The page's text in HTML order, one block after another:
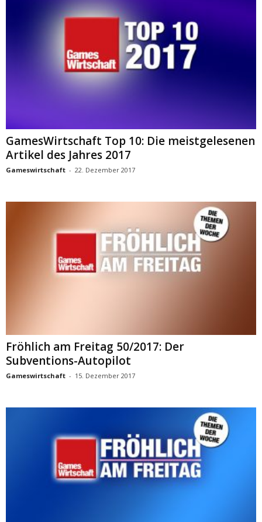
GamesWirtschaft Top 10: Die meistgelesenen
Artikel des Jahres 2017
Gameswirtschaft - 22. Dezember 2017
Fröhlich am Freitag 50/2017: Der
Subventions-Autopilot
Gameswirtschaft - 15. Dezember 2017